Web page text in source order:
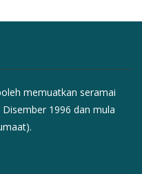
memuatkan seramai
1996 dan mula